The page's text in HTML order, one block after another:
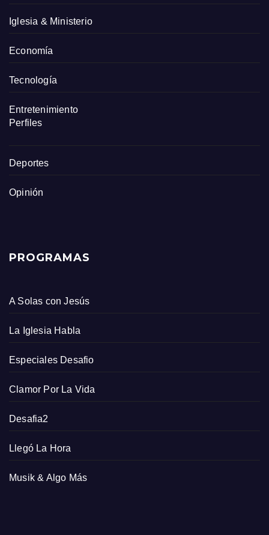
Iglesia & Ministerio
Economía
Tecnología
Entretenimiento
Perfiles
Deportes
Opinión
PROGRAMAS
A Solas con Jesús
La Iglesia Habla
Especiales Desafio
Clamor Por La Vida
Desafia2
Llegó La Hora
Musik & Algo Más